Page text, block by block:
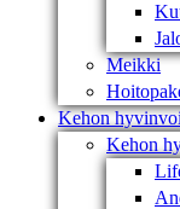
Meikki
Kehon
Kehon